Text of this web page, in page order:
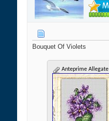
Bouquet Of Violets
Anteprime Allegate